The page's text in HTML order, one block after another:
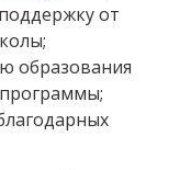
от
образования